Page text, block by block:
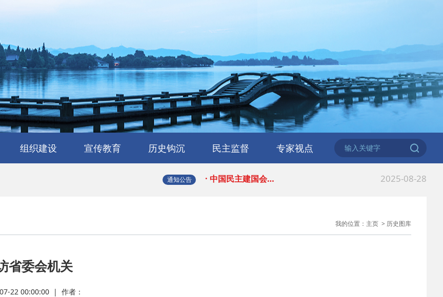
组织建设 宣传教育 历史钩沉
浙江民建简史
人物传略
史海撷珠
浙江民建大事记
历史图库
民主监督 专家视点
通知公告
· 民建北仑六支部… 2026-06-18
· 中国民主建国会… 2026-02-25
· 中国民主建国会… 2025-08-28
· 民主党派整体智… 2025-06-05
我的位置： 主页 > 历史图库
省委会机关
22 00:00:00 | 作者：